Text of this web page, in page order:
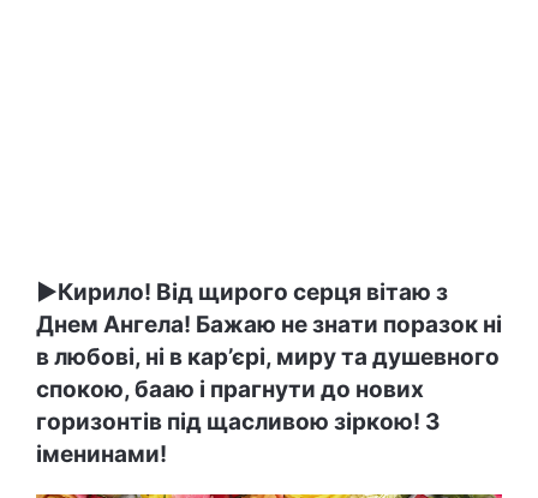
►Кирило! Від щирого серця вітаю з
Днем Ангела! Бажаю не знати поразок ні
в любові, ні в кар’єрі, миру та душевного
спокою, бааю і прагнути до нових
горизонтів під щасливою зіркою! З
іменинами!